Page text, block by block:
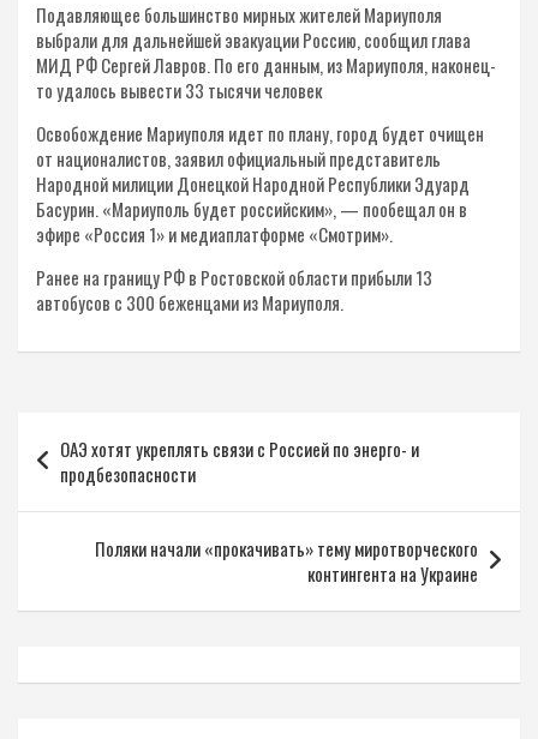
Подавляющее большинство мирных жителей Мариуполя
выбрали для дальнейшей эвакуации Россию, сообщил глава
МИД РФ Сергей Лавров. По его данным, из Мариуполя, наконец-
то удалось вывести 33 тысячи человек
Освобождение Мариуполя идет по плану, город будет очищен
от националистов, заявил официальный представитель
Народной милиции Донецкой Народной Республики Эдуард
Басурин. «Мариуполь будет российским», — пообещал он в
эфире «Россия 1» и медиаплатформе «Смотрим».
Ранее на границу РФ в Ростовской области прибыли 13
автобусов с 300 беженцами из Мариуполя.
по
записям
ОАЭ хотят укреплять связи с Россией по энерго- и
продбезопасности
Поляки начали «прокачивать» тему миротворческого
контингента на Украине